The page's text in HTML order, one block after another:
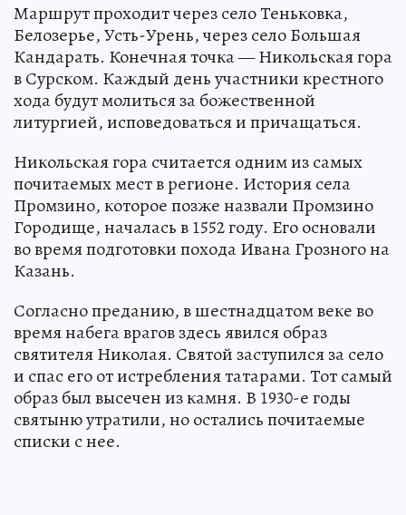
Маршрут проходит через село Теньковка,
Белозерье, Усть-Урень, через село Большая
Кандарать. Конечная точка — Никольская гора
в Сурском. Каждый день участники крестного
хода будут молиться за божественной
литургией, исповедоваться и причащаться.
Никольская гора считается одним из самых
почитаемых мест в регионе. История села
Промзино, которое позже назвали Промзино
Городище, началась в 1552 году. Его основали
во время подготовки похода Ивана Грозного на
Казань.
Согласно преданию, в шестнадцатом веке во
время набега врагов здесь явился образ
святителя Николая. Святой заступился за село
и спас его от истребления татарами. Тот самый
образ был высечен из камня. В 1930-е годы
святыню утратили, но остались почитаемые
списки с нее.